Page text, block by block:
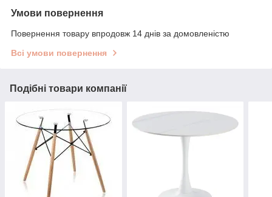
Умови повернення
Повернення товару впродовж 14 днів за домовленістю
Всі умови повернення
Подібні товари компанії